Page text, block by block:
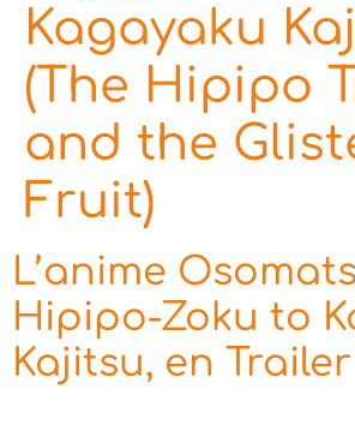
Kagayaku
(The Hipipo
and the
Fruit)
L’anime
Hipipo-Zoku to
Kajitsu, en Trailer